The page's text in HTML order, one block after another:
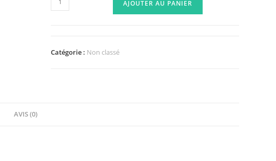
de
les
AJOUTER AU PANIER
Catégorie : Non classé
AVIS (0)